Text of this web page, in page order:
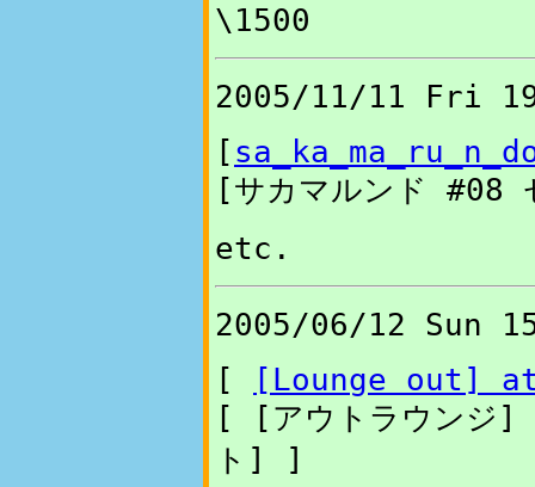
\1500
2005/11/11 Fri
[
[サカマルンド #08
etc.
2005/06/12 Sun
[
[Lounge out]
[ [アウトラウンジ]
ト] ]